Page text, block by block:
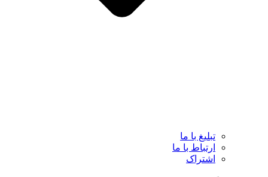
تبلیغ با ما
ارتباط با ما
اشتراک